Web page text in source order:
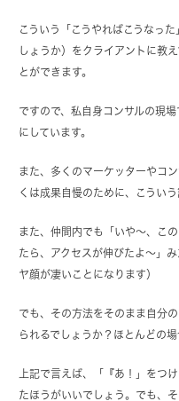
こういう「こうやればこうなっ
しょうか）をクライアントに教
とができます。
ですので、私自身コンサルの現
にしています。
また、多くのマーケッターやコ
くは成果自慢のために、こうい
また、仲間内でも「いや～、こ
たら、アクセスが伸びたよ～」
ヤ顔が凄いことになります）
でも、その方法をそのまま自分
られるでしょうか？ほとんどの場
上記で言えば、「『あ！」をつ
たほうがいいでしょう。でも、